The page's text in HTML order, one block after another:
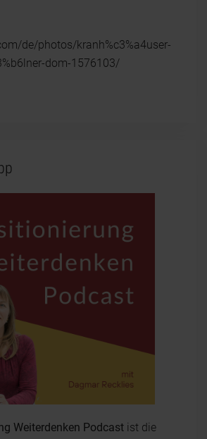
de/photos/kranh%c3%a4user-
dom-1576103/
Weiterdenken Podcast ist die